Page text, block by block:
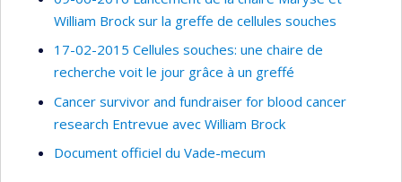
William Brock sur la greffe de cellules souches
17-02-2015 Cellules souches: une chaire de
recherche voit le jour grâce à un greffé
Cancer survivor and fundraiser for blood cancer
research Entrevue avec William Brock
Document officiel du Vade-mecum